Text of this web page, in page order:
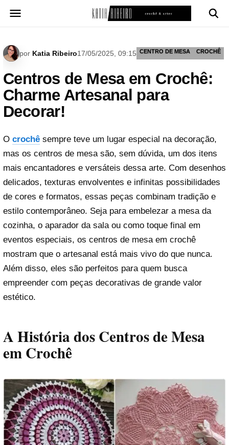
para
por Katia Ribeiro17/05/2025, 09:15 CENTRO DE MESA CROCHÊ
Centros de Mesa em Crochê:
Charme Artesanal para
Decorar!
O crochê sempre teve um lugar especial na decoração,
mas os centros de mesa são, sem dúvida, um dos itens
mais encantadores e versáteis dessa arte. Com desenhos
delicados, texturas envolventes e infinitas possibilidades
de cores e formatos, essas peças combinam tradição e
estilo contemporâneo. Seja para embelezar a mesa da
cozinha, o aparador da sala ou como toque final em
eventos especiais, os centros de mesa em crochê
mostram que o artesanal está mais vivo do que nunca.
Além disso, eles são perfeitos para quem busca
empreender com peças decorativas de grande valor
estético.
A História dos Centros de Mesa
em Crochê